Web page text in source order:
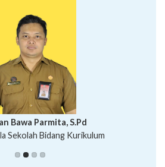
Suhartana, S.Pd.
Bawa Parmita, S.Pd
Sekolah Bidang Kurikulum
Aditya Pratita, S.Pd., M.Sn
Nopi Sutantri, S.Pd.